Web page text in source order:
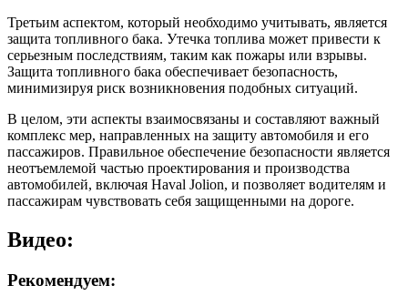
Третьим аспектом, который необходимо учитывать, является
защита топливного бака. Утечка топлива может привести к
серьезным последствиям, таким как пожары или взрывы.
Защита топливного бака обеспечивает безопасность,
минимизируя риск возникновения подобных ситуаций.
В целом, эти аспекты взаимосвязаны и составляют важный
комплекс мер, направленных на защиту автомобиля и его
пассажиров. Правильное обеспечение безопасности является
неотъемлемой частью проектирования и производства
автомобилей, включая Haval Jolion, и позволяет водителям и
пассажирам чувствовать себя защищенными на дороге.
Видео:
Рекомендуем: